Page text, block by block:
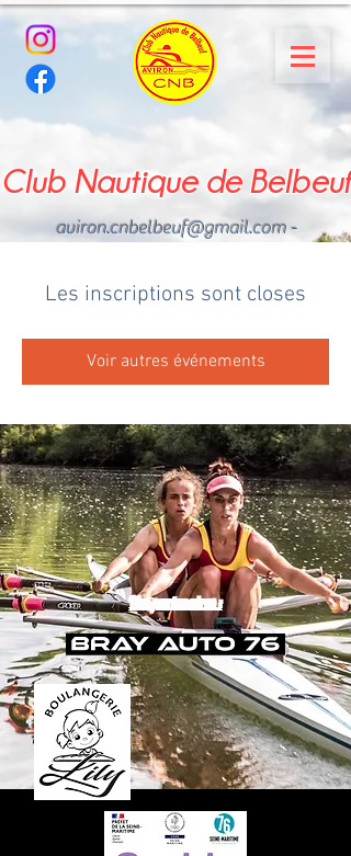
Club Nautique de Belbeuf
aviron.cnbelbeuf@gmail.com-
Les inscriptions sont closes
Voir autres événements
Nos partenaires :